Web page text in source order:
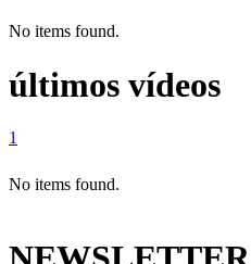
No items found.
últimos vídeos
1
No items found.